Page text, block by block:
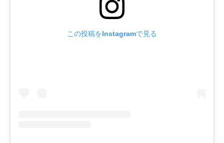
この投稿をInstagramで見る